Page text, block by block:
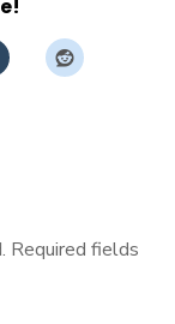
Required fields